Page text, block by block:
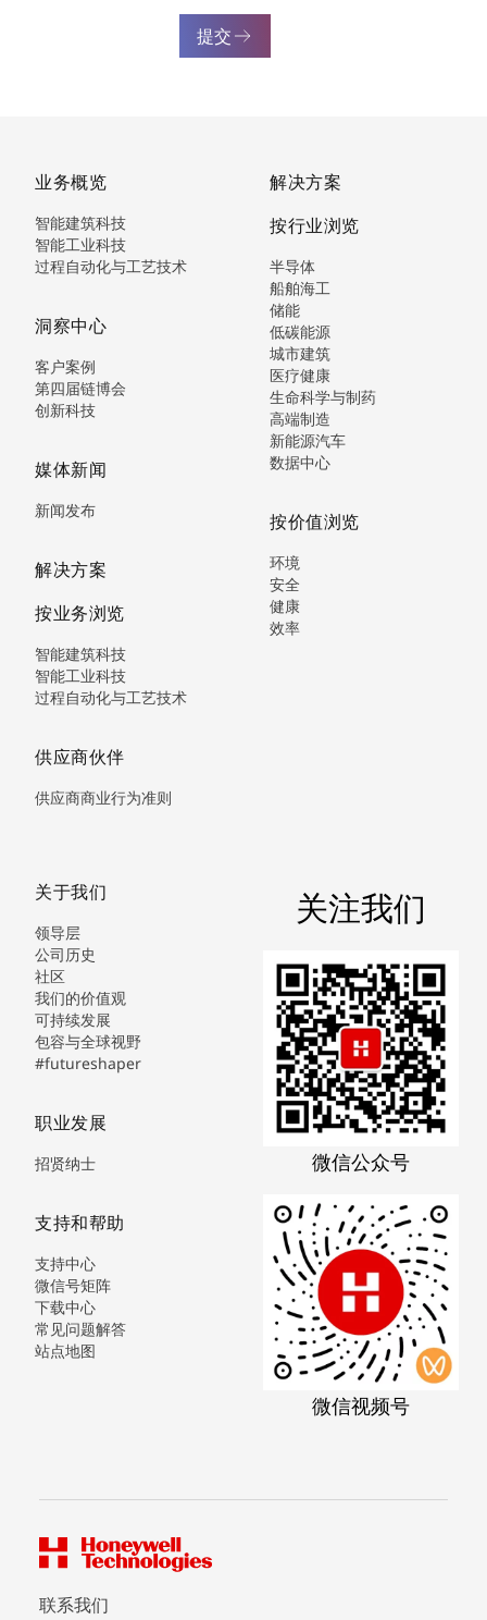
提交
业务概览
智能建筑科技
智能工业科技
过程自动化与工艺技术
洞察中心
客户案例
第四届链博会
创新科技
媒体新闻
新闻发布
解决方案
按业务浏览
智能建筑科技
智能工业科技
过程自动化与工艺技术
供应商伙伴
供应商商业行为准则
解决方案
按行业浏览
半导体
船舶海工
储能
低碳能源
城市建筑
医疗健康
生命科学与制药
高端制造
新能源汽车
数据中心
按价值浏览
环境
安全
健康
效率
关于我们
领导层
公司历史
社区
我们的价值观
可持续发展
包容与全球视野
#futureshaper
职业发展
招贤纳士
支持和帮助
支持中心
微信号矩阵
下载中心
常见问题解答
站点地图
关注我们
微信公众号
微信视频号
联系我们